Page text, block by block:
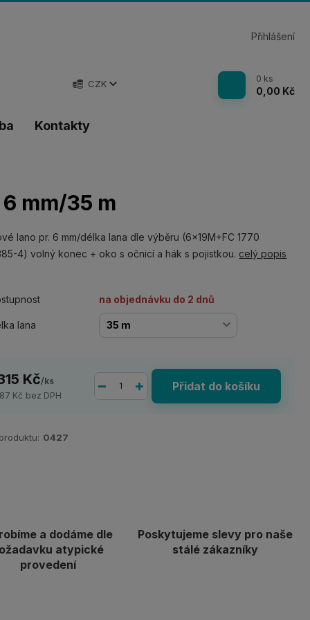
Kontakty
CZK
Přihlášení
0 ks
0,00 Kč
mm/35 m
lano pr. 6 mm/délka lana dle výběru (6x19M+FC 1770
4) volný konec + oko s očnicí a hák s pojistkou. celý popis
na objednávku do 2 dnů
lana
Kč/ks
Kč bez DPH
Přidat do košíku
0427
a dodáme dle
atypické
provedení
Poskytujeme slevy pro naše
stálé zákazníky